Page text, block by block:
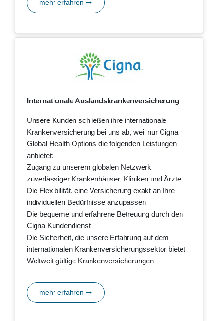
mehr erfahren
Internationale Auslandskrankenversicherung
Unsere Kunden schließen ihre internationale
Krankenversicherung bei uns ab, weil nur Cigna
Global Health Options die folgenden Leistungen
anbietet:
Zugang zu unserem globalen Netzwerk
zuverlässiger Krankenhäuser, Kliniken und Ärzte
Die Flexibilität, eine Versicherung exakt an Ihre
individuellen Bedürfnisse anzupassen
Die bequeme und erfahrene Betreuung durch den
Cigna Kundendienst
Die Sicherheit, die unsere Erfahrung auf dem
internationalen Krankenversicherungssektor bietet
Weltweit gültige Krankenversicherungen
mehr erfahren